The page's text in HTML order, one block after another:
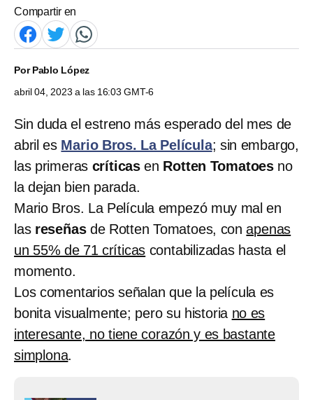
Compartir en
PorPablo López
abril 04, 2023 a las 16:03 GMT-6
Sin duda el estreno más esperado del mes de
abril es Mario Bros. La Película; sin embargo,
las primeras críticasen Rotten Tomatoes no
la dejan bien parada.
Mario Bros. La Película empezó muy mal en
las reseñas de Rotten Tomatoes, conapenas
un 55% de 71 críticas contabilizadas hasta el
momento.
Los comentarios señalan que la película es
bonita visualmente; pero su historia no es
interesante, no tiene corazón y es bastante
simplona.